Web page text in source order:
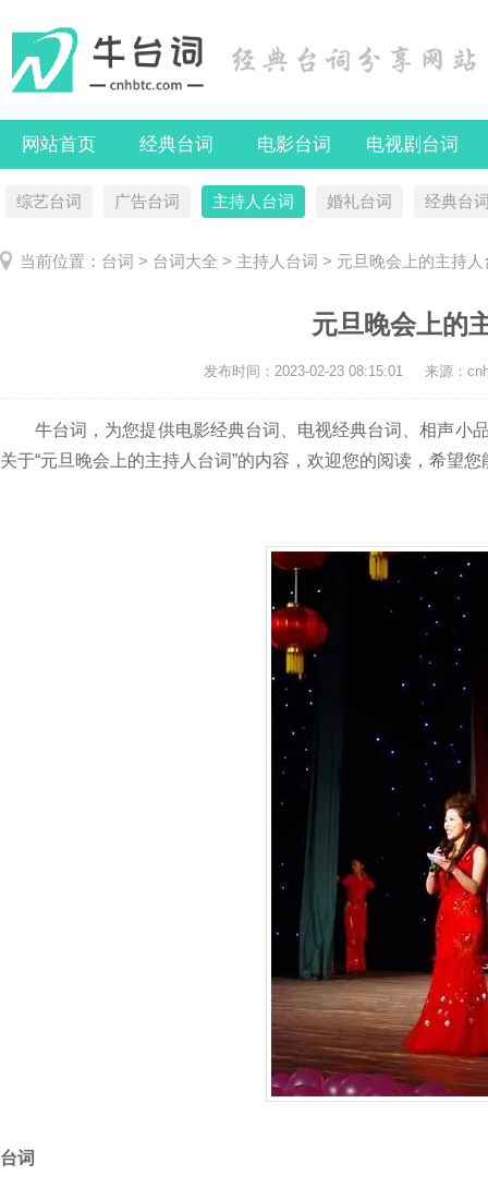
网站首页 经典台词 电影台词 电视剧台词
综艺台词 广告台词 主持人台词 婚礼台词 经典台
当前位置： 台词 > 台词大全 > 主持人台词 > 元旦晚会上的主持人
元旦晚会上的
发布时间： 2023-02-23 08:15:01 来源：
牛台词，为您提供电影经典台词、电视经典台词、相声小
关于“元旦晚会上的主持人台词”的内容，欢迎您的阅读，希望您
台词